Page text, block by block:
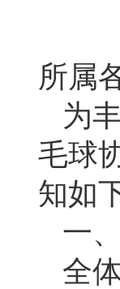
所属
为
毛球
知如
一
全